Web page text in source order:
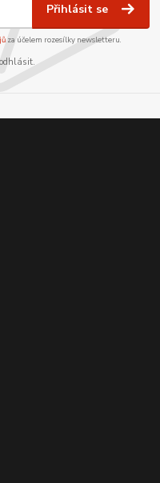
Přihlásit se
za účelem rozesílky newsletteru.